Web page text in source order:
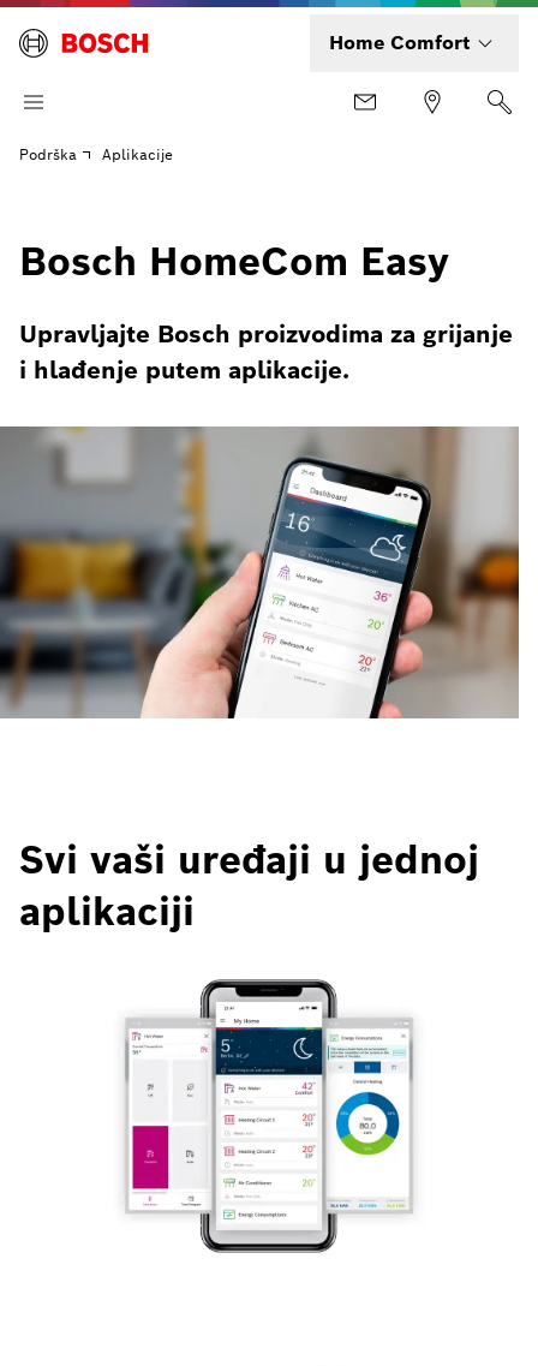
Home Comfort
Podrška Aplikacije
Bosch HomeCom Easy
Upravljajte Bosch proizvodima za grijanje
i hlađenje putem aplikacije.
Svi vaši uređaji u jednoj
aplikaciji